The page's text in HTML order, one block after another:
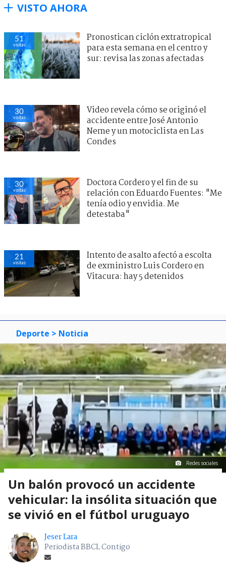
VISTO AHORA
51
visitas
Pronostican ciclón extratropical
para esta semana en el centro y
sur: revisa las zonas afectadas
30
visitas
Video revela cómo se originó el
accidente entre José Antonio
Neme y un motociclista en Las
Condes
30
visitas
Doctora Cordero y el fin de su
relación con Eduardo Fuentes: "Me
tenía odio y envidia. Me
detestaba"
21
visitas
Intento de asalto afectó a escolta
de exministro Luis Cordero en
Vitacura: hay 5 detenidos
Deporte > Noticia
Redes sociales
Un balón provocó un accidente
vehicular: la insólita situación que
se vivió en el fútbol uruguayo
Jeser Lara
Periodista BBCL Contigo